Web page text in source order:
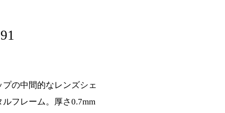
の中間的なレンズシェ
フレーム。厚さ0.7mm